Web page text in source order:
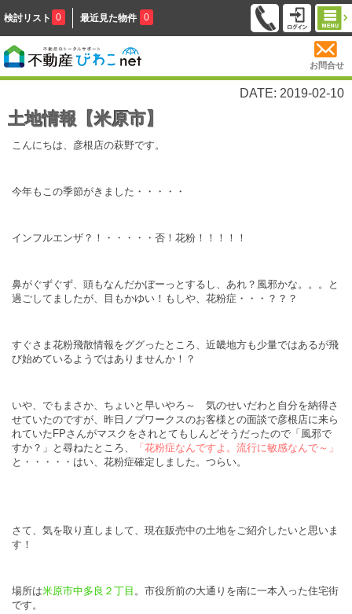
検討リスト 0 最近見た物件 0
お問合せ
DATE: 2019-02-10
土地情報【米原市】
こんにちは、彦根店の萩野です。
今年もこの季節がきました・・・・・
インフルエンザ？！・・・・・否！花粉！！！！！
鼻がぐずぐず、頭もなんだかぼーっとするし、あれ？風邪かな。。。と
過ごしてましたが、目もかゆい！もしや、花粉症・・・？？？
すぐさま花粉飛散情報をググったところ、近畿地方も少量ではあるが飛
び始めているようではありませんか！？
いや、でもまさか、ちょいと早いやろ～ 気のせいだわと自分を納得さ
せていたのですが、昨日ノブワークスのお客様との面談で彦根店に来ら
れていたFPさんがマスクをされとてもしんどそうだったので「風邪で
すか？」と尋ねたところ、
「花粉症なんですよ。流行に敏感なんで～」
と・・・・・はい、花粉症確定しました。つらい。
さて、気を取り直しまして、現在販売中の土地をご紹介したいと思いま
す！
場所は米原市中多良２丁目 。市役所前の大通りを南に一本入った住宅街
です。